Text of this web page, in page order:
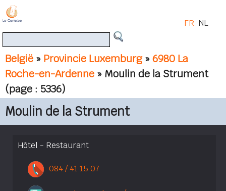
België » Provincie Luxemburg»6980 La
Roche-en-Ardenne » Moulin de la Strument
(page : 5336)
FR NL
Moulin de la Strument
Hôtel - Restaurant
084 / 41 15 07